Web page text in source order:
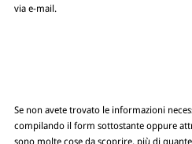
via e-mail.
Se non avete trovato le informazioni
compilando il form sottostante oppure